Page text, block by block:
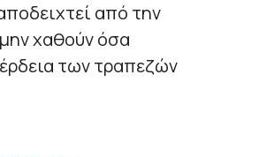
από την
χαθούν όσα
των τραπεζών